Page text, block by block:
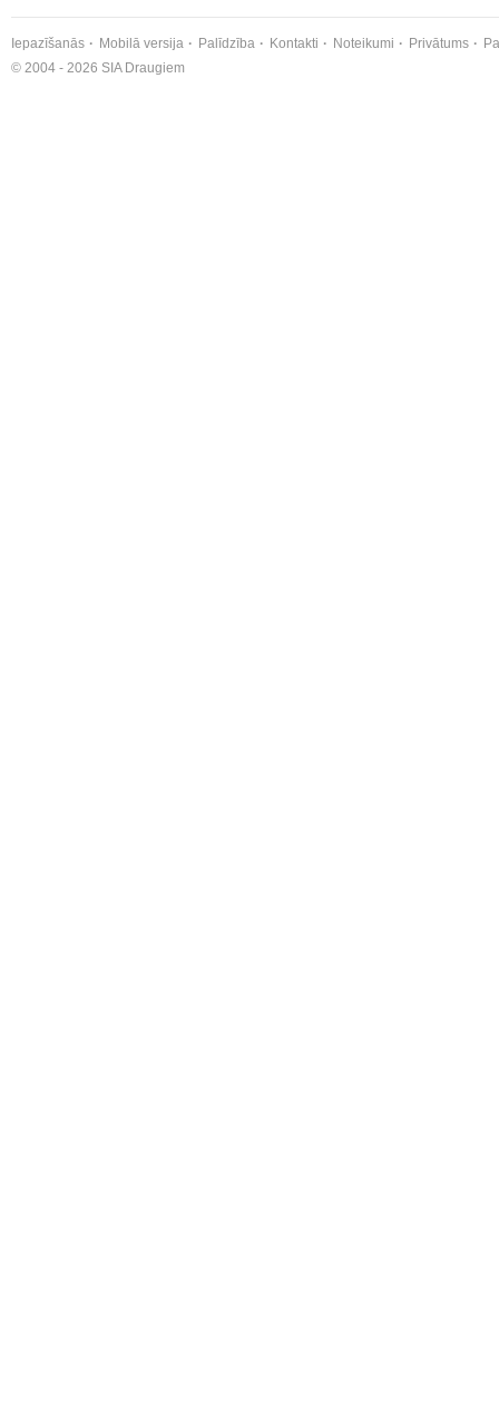
Iepazīšanās Mobilā versija Palīdzība Kontakti Noteikumi Privātums
© 2004 - 2026 SIA Draugiem